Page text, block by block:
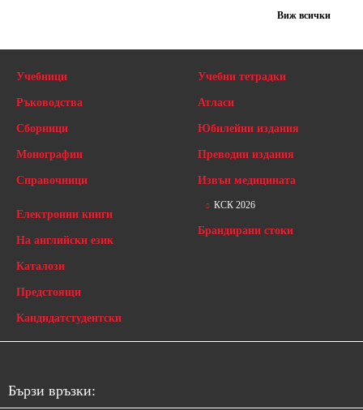
Виж всички
Учебници
Ръководства
Сборници
Монографии
Справочници
Учебни тетрадки
Атласи
Юбилейни издания
Преводни издания
Извън медицината
Електронни книги
На английски език
Каталози
Предстоящи
Кандидатстудентски
КСК 2026
Брандирани стоки
Бързи връзки: